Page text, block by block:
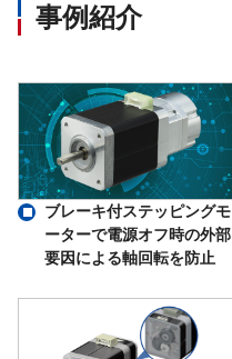
事例紹介
ブレーキ付ステッピングモ
ーターで電源オフ時の外部
要因による軸回転を防止